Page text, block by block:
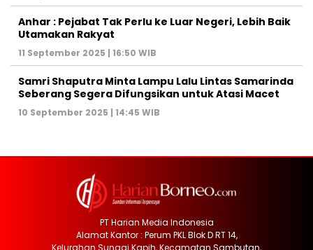
Anhar : Pejabat Tak Perlu ke Luar Negeri, Lebih Baik
Utamakan Rakyat
11 September 2025 | 16:50 WIB
Samri Shaputra Minta Lampu Lalu Lintas Samarinda
Seberang Segera Difungsikan untuk Atasi Macet
10 September 2025 | 14:45 WIB
PT Harian Media Indonesia
Alamat Kantor : Perum PKL Blok D RT 14,
Kelurahan Sungai Kapih, Kecamatan Sambutan,